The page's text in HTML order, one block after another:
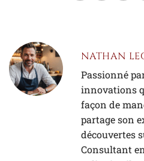
NATHAN
Passionné
innovations
façon de
partage son
découvertes
Consultant